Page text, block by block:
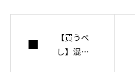
【買うべ
し】混合